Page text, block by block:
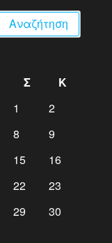
Αναζήτηση
Σ
Κ
1
2
8
9
15
16
22
23
29
30